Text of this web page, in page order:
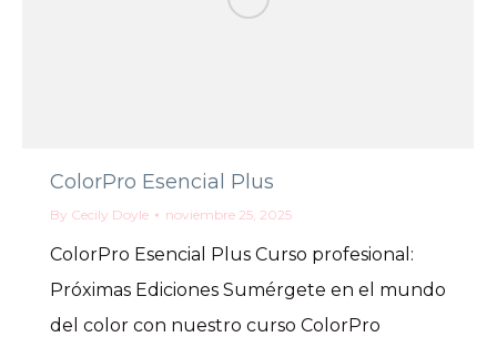
ColorPro Esencial Plus
By Cecily Doyle noviembre 25, 2025
ColorPro Esencial Plus Curso profesional:
Próximas Ediciones Sumérgete en el mundo
del color con nuestro curso ColorPro